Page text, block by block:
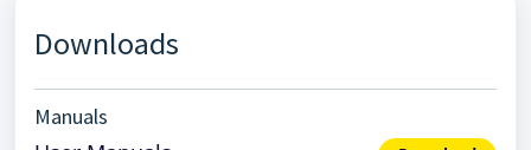
Downloads
Manuals